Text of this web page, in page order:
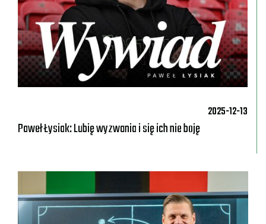
2025-12-13
Paweł Łysiak: Lubię wyzwania i się ich nie boję